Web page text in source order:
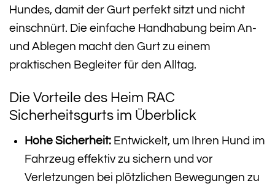
Hundes, damit der Gurt perfekt sitzt und nicht
einschnürt. Die einfache Handhabung beim An-
und Ablegen macht den Gurt zu einem
praktischen Begleiter für den Alltag.
Die Vorteile des Heim RAC
Sicherheitsgurts im Überblick
Hohe Sicherheit:Entwickelt, um Ihren Hund im
Fahrzeug effektiv zu sichern und vor
Verletzungen bei plötzlichen Bewegungen zu